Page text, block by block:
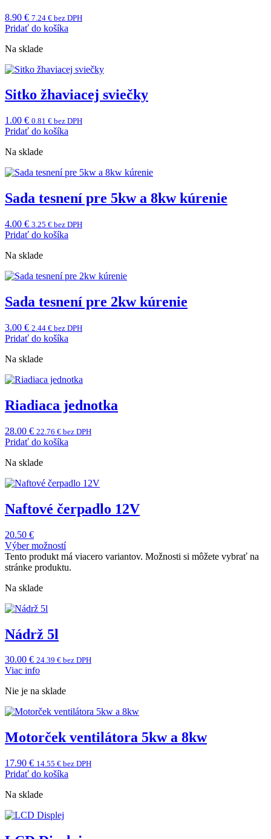
8.90 € 7.24 € bez DPH
Pridať do košíka
Na sklade
Sitko žhaviacej sviečky
1.00 € 0.81 € bez DPH
Pridať do košíka
Na sklade
Sada tesnení pre 5kw a 8kw kúrenie
4.00 € 3.25 € bez DPH
Pridať do košíka
Na sklade
Sada tesnení pre 2kw kúrenie
3.00 € 2.44 € bez DPH
Pridať do košíka
Na sklade
Riadiaca jednotka
28.00 € 22.76 € bez DPH
Pridať do košíka
Na sklade
Naftové čerpadlo 12V
20.50 €
Výber možností
Tento produkt má viacero variantov. Možnosti si môžete vybrať na
stránke produktu.
Na sklade
Nádrž 5l
30.00 € 24.39 € bez DPH
Viac info
Nie je na sklade
Motorček ventilátora 5kw a 8kw
17.90 € 14.55 € bez DPH
Pridať do košíka
Na sklade